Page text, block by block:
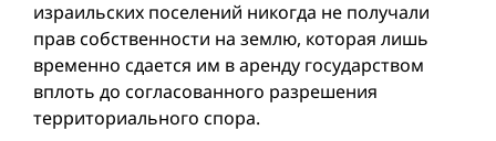
израильских поселений никогда не получали
прав собственности на землю, которая лишь
временно сдается им в аренду государством
вплоть до согласованного разрешения
территориального спора.